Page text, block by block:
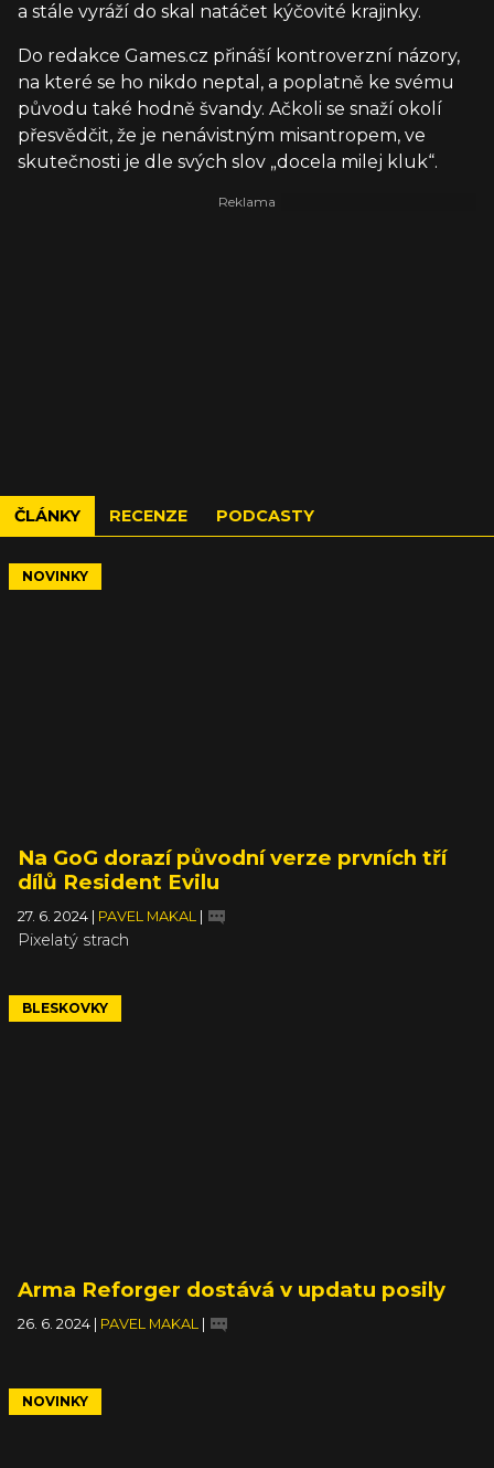
a stále vyráží do skal natáčet kýčovité krajinky.
Do redakce Games.cz přináší kontroverzní názory,
na které se ho nikdo neptal, a poplatně ke svému
původu také hodně švandy. Ačkoli se snaží okolí
přesvědčit, že je nenávistným misantropem, ve
skutečnosti je dle svých slov „docela milej kluk“.
ČLÁNKY RECENZE PODCASTY
NOVINKY
Na GoG dorazí původní verze prvních tří
dílů Resident Evilu
27. 6. 2024 | PAVEL MAKAL |
Pixelatý strach
BLESKOVKY
Arma Reforger dostává v updatu posily
26. 6. 2024 | PAVEL MAKAL |
NOVINKY